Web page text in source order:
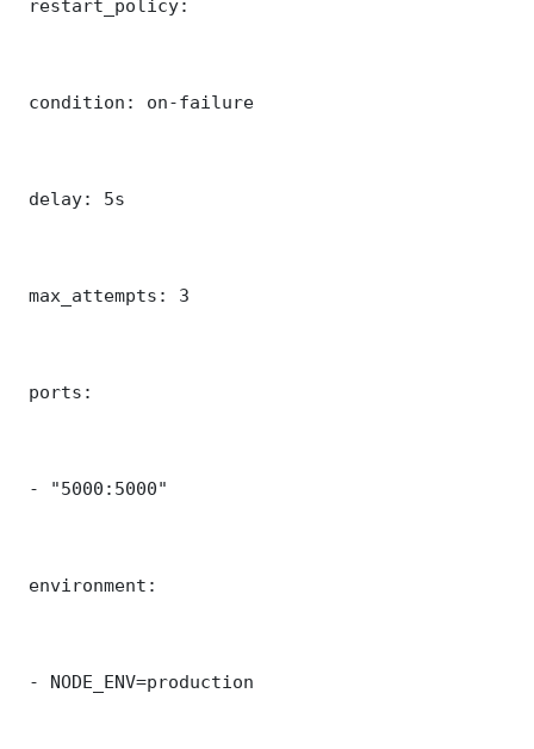
restart_policy:
condition: on-failure
delay: 5s
max_attempts: 3
ports:
- "5000:5000"
environment:
- NODE_ENV=production